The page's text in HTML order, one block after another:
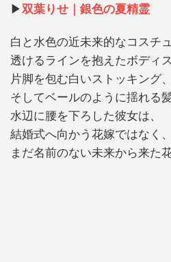
▶︎双葉りせ｜銀色の夏精霊
白と水色の近未来的なコスチュ
透けるラインを抱えたボディ
片脚を包む白いストッキング、
そしてベールのように揺れる髪
水辺に腰を下ろした彼女は、
結婚式へ向かう花嫁ではなく、
まだ名前のない未来から来た